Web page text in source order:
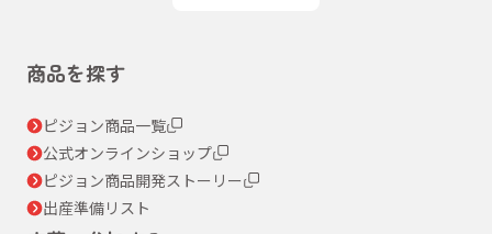
商品を探す
ピジョン商品一覧
公式オンラインショップ
ピジョン商品開発ストーリー
出産準備リスト